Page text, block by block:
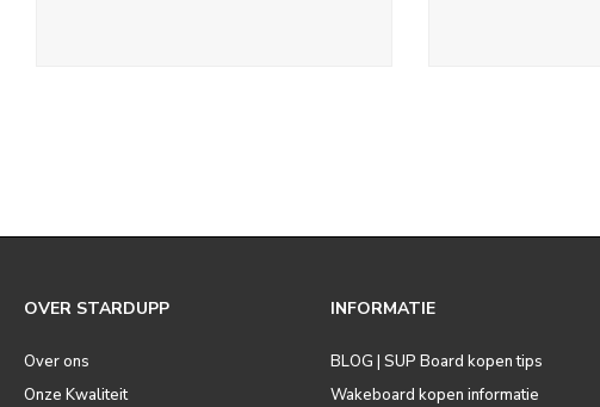
OVER STARDUPP
Over ons
Onze Kwaliteit
INFORMATIE
BLOG | SUP Board kopen tips
Wakeboard kopen informatie